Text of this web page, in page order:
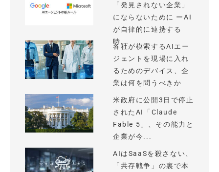
「発見されない企業」
にならないために ーAI
が自律的に連携する
時...
各社が模索するAIエー
ジェントを現場に入れ
るためのデバイス、企
業は何を問うべきか
米政府に公開3日で停止
されたAI「Claude
Fable 5」、その能力と
企業が今...
AIはSaaSを殺さない、
「共存戦争」の裏で本